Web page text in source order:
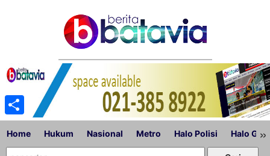
Home Hukum Nasional Metro Halo Polisi Halo »
Share